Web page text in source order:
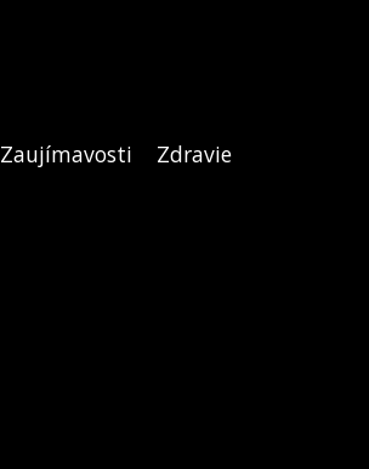
Zaujímavosti Zdravie